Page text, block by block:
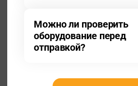
Можно ли проверить
оборудование перед
отправкой?